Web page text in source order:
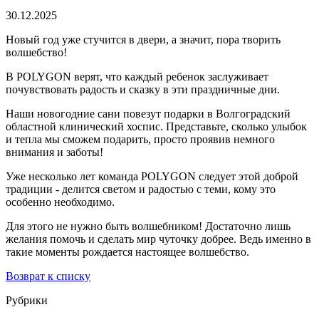
30.12.2025
Новый год уже стучится в двери, а значит, пора творить
волшебство!
В POLYGON верят, что каждый ребенок заслуживает
почувствовать радость и сказку в эти праздничные дни.
Наши новогодние сани повезут подарки в Волгоградский
областной клинический хоспис. Представьте, сколько улыбок
и тепла мы сможем подарить, просто проявив немного
внимания и заботы!
Уже несколько лет команда POLYGON следует этой доброй
традиции - делится светом и радостью с теми, кому это
особенно необходимо.
Для этого не нужно быть волшебником! Достаточно лишь
желания помочь и сделать мир чуточку добрее. Ведь именно в
такие моменты рождается настоящее волшебство.
Возврат к списку
Рубрики